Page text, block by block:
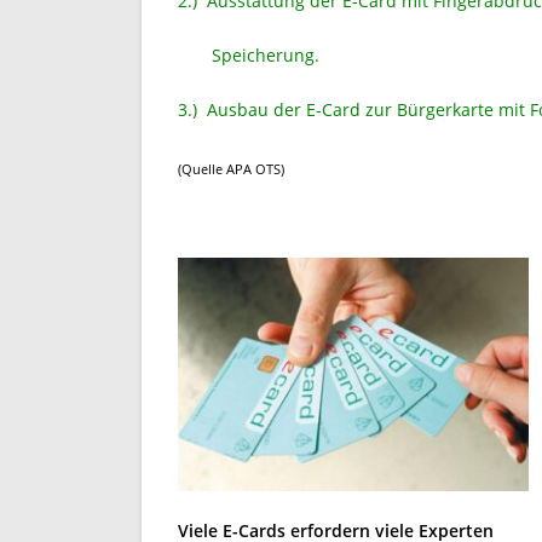
Speicherung.
3.) Ausbau der E-Card zur Bürgerkarte mit
(Quelle APA OTS)
Viele E-Cards erfordern viele Experten